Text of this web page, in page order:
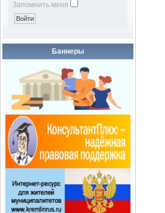
Запомнить меня
Баннеры